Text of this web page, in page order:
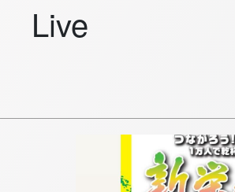
Live